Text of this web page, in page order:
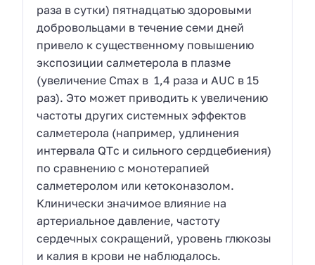
раза в сутки) пятнадцатью здоровыми
добровольцами в течение семи дней
привело к существенному повышению
экспозиции салметерола в плазме
(увеличение Cmax в 1,4 раза и AUC в 15
раз). Это может приводить к увеличению
частоты других системных эффектов
салметерола (например, удлинения
интервала QTс и сильного сердцебиения)
по сравнению с монотерапией
салметеролом или кетоконазолом.
Клинически значимое влияние на
артериальное давление, частоту
сердечных сокращений, уровень глюкозы
и калия в крови не наблюдалось.